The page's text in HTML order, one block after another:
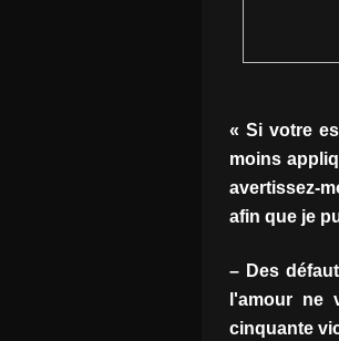
« Si votre
moins
avertissez-
afin que je
– Des
l'amour ne
cinquante